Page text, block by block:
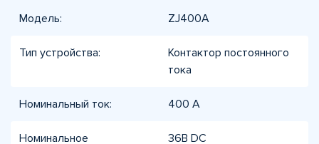
Модель: ZJ400A
Тип устройства:
Контактор постоянного
тока
Номинальный ток: 400 А
Номинальное
36В DC